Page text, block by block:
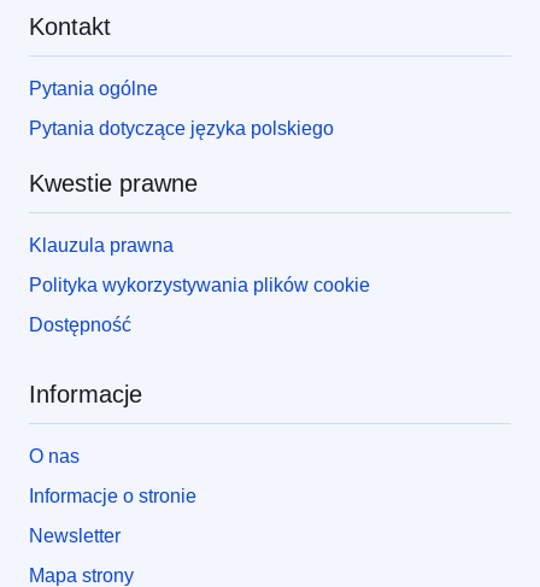
Kontakt
Pytania ogólne
Pytania dotyczące języka polskiego
Kwestie prawne
Klauzula prawna
Polityka wykorzystywania plików cookie
Dostępność
Informacje
O nas
Informacje o stronie
Newsletter
Mapa strony